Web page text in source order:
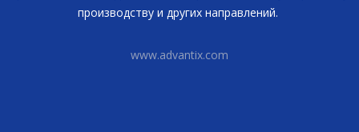
производству и других направлений.
www.advantix.com